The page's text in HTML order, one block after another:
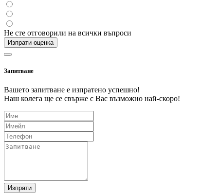
Не сте отговорили на всички въпроси
Изпрати оценка
Запитване
Вашето запитване е изпратено успешно!
Наш колега ще се свърже с Вас възможно най-скоро!
Изпрати